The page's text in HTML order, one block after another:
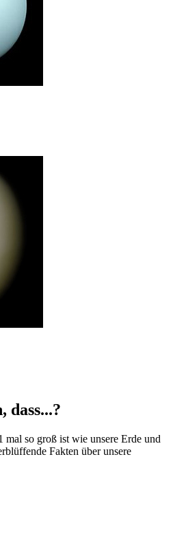
dass...?
mal so groß ist wie unsere Erde und
Fakten über unsere